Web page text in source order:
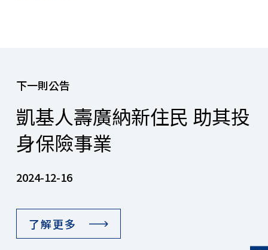
下一則公告
凱基人壽廣納新住民 助其投
身保險事業
2024-12-16
了解更多